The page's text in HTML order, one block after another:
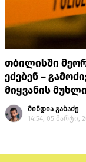
თბილისში
ეძებენ –
მიყვანის
მინდია გაბაძე
14:54, 05 მარტი,